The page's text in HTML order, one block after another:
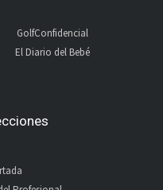
GolfConfidencial
El Diario del Bebé